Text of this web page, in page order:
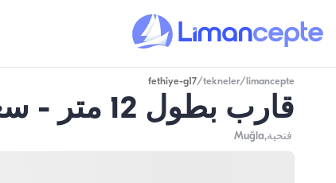
limancepte
/
tekneler
/
fethiye-g17
قارب بطول 12 متر - سعة 12 شخص - في فتحية
فتحية,Muğla